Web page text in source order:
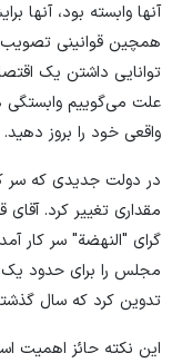
آنها وابسته بود، آنها
همچین قوانینی
توانایی داشتن یک
علت می‌گوییم وابستگی
واقعی خود را بروز دهید.
در دولت جدیدی که سر
مقداری تغییر کرد.
گرای "النهضة" سر کار
مجلس را برای حدود یک
تدوین کرد که سال
این نکته حائز اهمیت